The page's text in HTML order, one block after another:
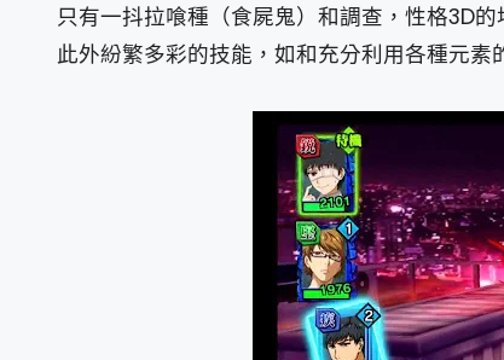
只有一抖拉喰種（食屍鬼）和調查，性格3D
此外紛繁多彩的技能，如和充分利用各種元